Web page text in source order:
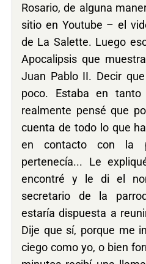
Rosario, de alguna
sitio en Youtube – el
de La Salette. Luego
Apocalipsis que
Juan Pablo II. Decir
poco. Estaba en tanto
realmente pensé que
cuenta de todo lo que
en contacto con la
pertenecía... Le
encontré y le di el
secretario de la
estaría dispuesta a
Dije que sí, porque me
ciego como yo, o bien